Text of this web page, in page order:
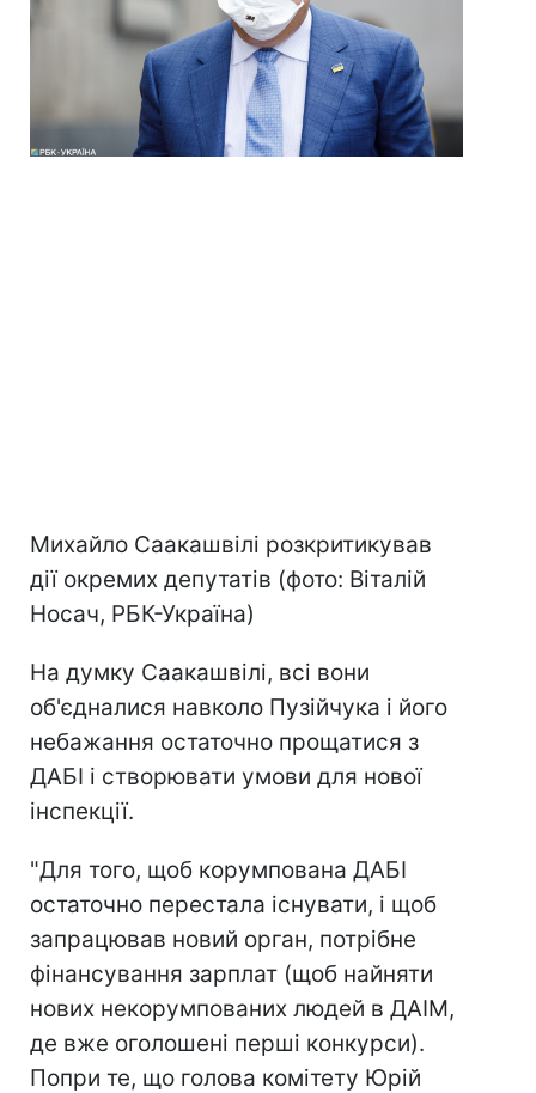
Михайло Саакашвілі розкритикував
дії окремих депутатів (фото: Віталій
Носач, РБК-Україна)
На думку Саакашвілі, всі вони
об'єдналися навколо Пузійчука і його
небажання остаточно прощатися з
ДАБІ і створювати умови для нової
інспекції.
"Для того, щоб корумпована ДАБІ
остаточно перестала існувати, і щоб
запрацював новий орган, потрібне
фінансування зарплат (щоб найняти
нових некорумпованих людей в ДАІМ,
де вже оголошені перші конкурси).
Попри те, що голова комітету Юрій